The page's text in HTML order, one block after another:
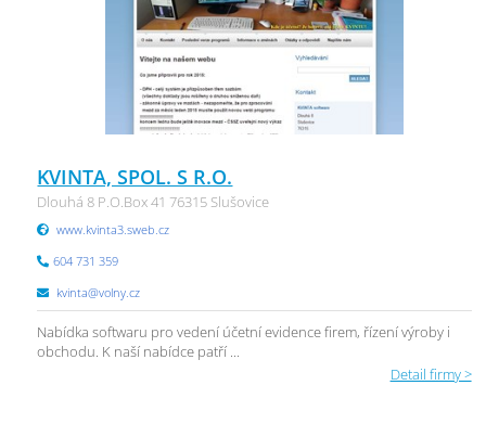
KVINTA, SPOL. S R.O.
Dlouhá 8 P.O.Box 41 76315 Slušovice
www.kvinta3.sweb.cz
604 731 359
kvinta@volny.cz
Nabídka softwaru pro vedení účetní evidence firem, řízení výroby i
obchodu. K naší nabídce patří ...
Detail firmy >